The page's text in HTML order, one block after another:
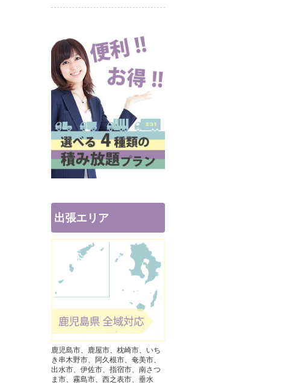
出張エリア
鹿児島市、鹿屋市、枕崎市、いち
き串木野市、阿久根市、奄美市、
出水市、伊佐市、指宿市、南さつ
ま市、霧島市、西之表市、垂水